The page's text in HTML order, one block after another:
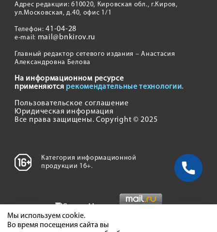
Адрес редакции: 610020, Кировская обл., г.Киров,
ул.Московская, д.40, офис 1/1
Телефон:41-04-28
e-mail: mail@bnkirov.ru
Главный редактор сетевого издания – Анастасия
Александровна Белова
На информационном ресурсе
применяются рекомендательные технологии.
Пользовательское соглашение
Юридическая информация
Все права защищены. Copyright © 2025
Категория информационной
продукции 16+.
Мы используем cookie.
Во время посещения сайта вы